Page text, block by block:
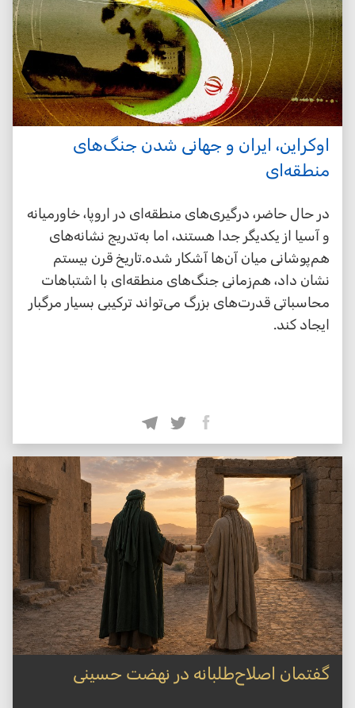
اوکراین، ایران و جهانی شدن جنگ‌های
منطقه‌ای
در حال حاضر، درگیری‌های منطقه‌ای در اروپا، خاورمیانه
و آسیا از یکدیگر جدا هستند، اما به‌تدریج نشانه‌های
هم‌پوشانی میان آن‌ها آشکار شده.تاریخ قرن بیستم
نشان داد، هم‌زمانی جنگ‌های منطقه‌ای با اشتباهات
محاسباتی قدرت‌های بزرگ می‌تواند ترکیبی بسیار مرگبار
ایجاد کند.
گفتمان اصلاح‌طلبانه در نهضت حسینی